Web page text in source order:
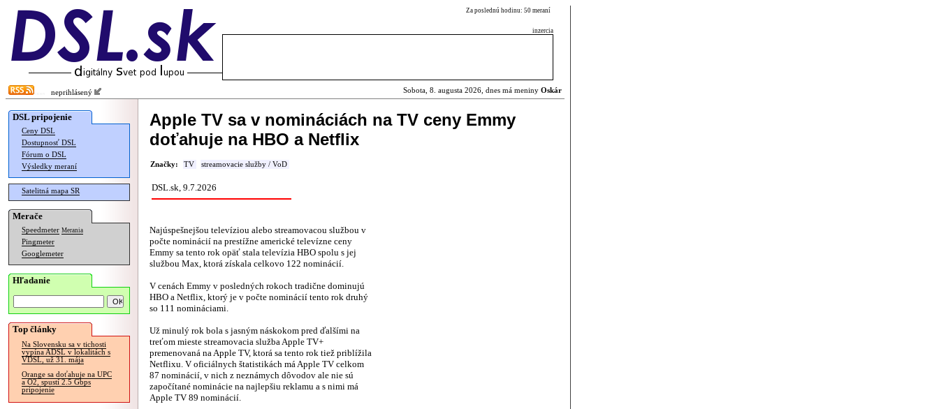
Za poslednú hodinu: 50 meraní
inzercia
neprihlásený Sobota, 8. augusta 2026, dnes má meniny Oskár
DSL pripojenie
Ceny DSL
Dostupnosť DSL
Fórum o DSL
Výsledky meraní
Satelitná mapa SR
Merače
Speedmeter Merania
Pingmeter
Googlemeter
Hľadanie
Top články
Na Slovensku sa v tichosti
vypína ADSL v lokalitách s
VDSL, už 31. mája
Orange sa doťahuje na UPC
a O2, spustí 2.5 Gbps
pripojenie
Apple TV sa v nomináciách na TV ceny Emmy
doťahuje na HBO a Netflix
Značky: TV streamovacie služby / VoD
DSL.sk, 9.7.2026
Najúspešnejšou televíziou alebo streamovacou službou v
počte nominácií na prestížne americké televízne ceny
Emmy sa tento rok opäť stala televízia HBO spolu s jej
službou Max, ktorá získala celkovo 122 nominácií.
V cenách Emmy v posledných rokoch tradične dominujú
HBO a Netflix, ktorý je v počte nominácií tento rok druhý
so 111 nomináciami.
Už minulý rok bola s jasným náskokom pred ďalšími na
treťom mieste streamovacia služba Apple TV+
premenovaná na Apple TV, ktorá sa tento rok tiež priblížila
Netflixu. V oficiálnych štatistikách má Apple TV celkom
87 nominácií, v nich z neznámych dôvodov ale nie sú
započítané nominácie na najlepšiu reklamu a s nimi má
Apple TV 89 nominácií.